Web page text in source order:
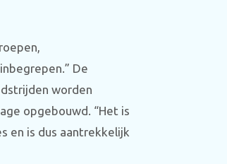
De
worden
opgebouwd. “Het is
en is dus aantrekkelijk